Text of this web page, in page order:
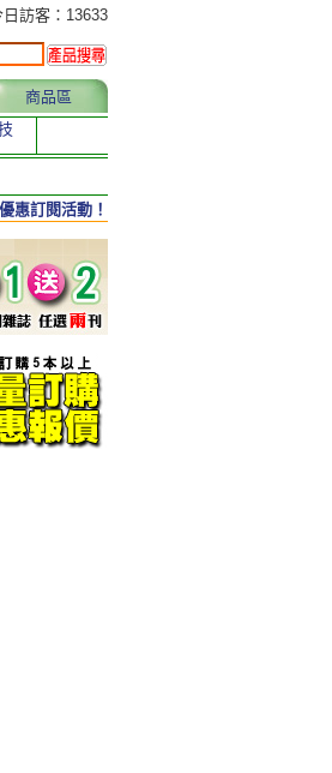
日訪客：13633
商品區
惠訂閱活動！